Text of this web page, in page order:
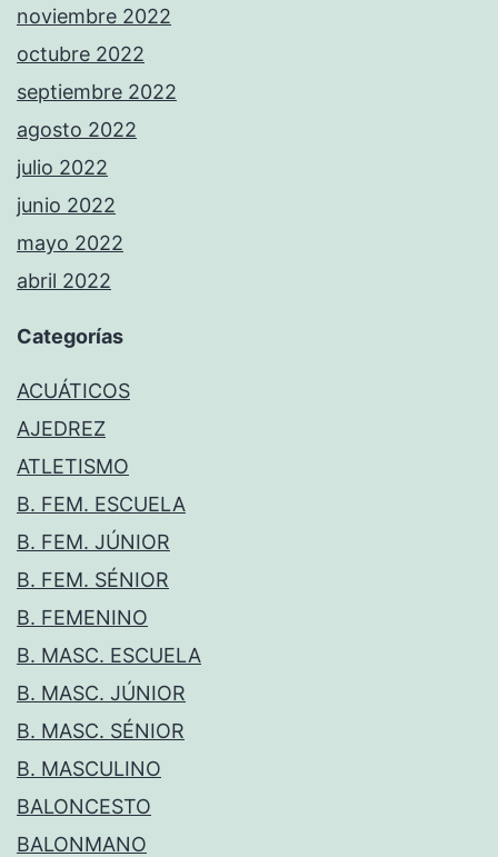
noviembre 2022
octubre 2022
septiembre 2022
agosto 2022
julio 2022
junio 2022
mayo 2022
abril 2022
Categorías
ACUÁTICOS
AJEDREZ
ATLETISMO
B. FEM. ESCUELA
B. FEM. JÚNIOR
B. FEM. SÉNIOR
B. FEMENINO
B. MASC. ESCUELA
B. MASC. JÚNIOR
B. MASC. SÉNIOR
B. MASCULINO
BALONCESTO
BALONMANO